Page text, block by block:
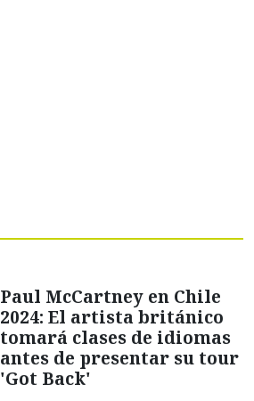
Paul McCartney en Chile
2024: El artista británico
tomará clases de idiomas
antes de presentar su tour
'Got Back'